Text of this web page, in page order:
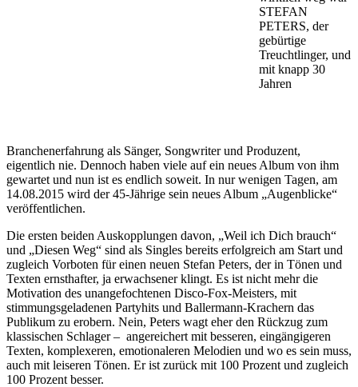
STEFAN
PETERS, der
gebürtige
Treuchtlinger, und
mit knapp 30
Jahren
Branchenerfahrung als Sänger, Songwriter und Produzent,
eigentlich nie. Dennoch haben viele auf ein neues Album von ihm
gewartet und nun ist es endlich soweit. In nur wenigen Tagen, am
14.08.2015 wird der 45-Jährige sein neues Album „Augenblicke“
veröffentlichen.
Die ersten beiden Auskopplungen davon, „Weil ich Dich brauch“
und „Diesen Weg“ sind als Singles bereits erfolgreich am Start und
zugleich Vorboten für einen neuen Stefan Peters, der in Tönen und
Texten ernsthafter, ja erwachsener klingt. Es ist nicht mehr die
Motivation des unangefochtenen Disco-Fox-Meisters, mit
stimmungsgeladenen Partyhits und Ballermann-Krachern das
Publikum zu erobern. Nein, Peters wagt eher den Rückzug zum
klassischen Schlager – angereichert mit besseren, eingängigeren
Texten, komplexeren, emotionaleren Melodien und wo es sein muss,
auch mit leiseren Tönen. Er ist zurück mit 100 Prozent und zugleich
100 Prozent besser.